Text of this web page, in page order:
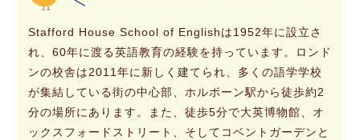
Stafford House School of Englishは1952年に設立さ
れ、60年に渡る英語教育の経験を持っています。ロンド
ンの校舎は2011年に新しく建てられ、多くの語学学校
が集結している街の中心部、ホルボーン駅から徒歩約2
分の場所にあります。また、徒歩5分で大英博物館、オ
ックスフォードストリート、そしてコベントガーデンと